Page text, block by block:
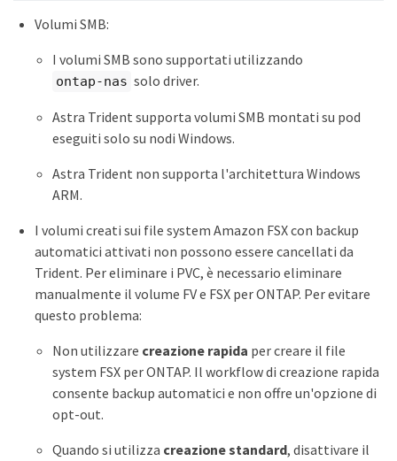
Volumi SMB:
I volumi SMB sono supportati utilizzando
ontap-nas solo driver.
Astra Trident supporta volumi SMB montati su pod
eseguiti solo su nodi Windows.
Astra Trident non supporta l'architettura Windows
ARM.
I volumi creati sui file system Amazon FSX con backup
automatici attivati non possono essere cancellati da
Trident. Per eliminare i PVC, è necessario eliminare
manualmente il volume FV e FSX per ONTAP. Per evitare
questo problema:
Non utilizzare creazione rapida per creare il file
system FSX per ONTAP. Il workflow di creazione rapida
consente backup automatici e non offre un'opzione di
opt-out.
Quando si utilizza creazione standard, disattivare il